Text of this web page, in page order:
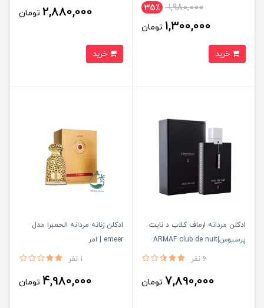
1,980,000 35٪
1,300,000 تومان
2,880,000 تومان
ادكلن مردانه ارماف كلاب د نايت
پرسيوس|ARMAF club de nuit
6 نفر
7,890,000 تومان
ادکلن زنانه مردانه الحمبرا مدل
emeer | امر
1 نفر
4,980,000 تومان